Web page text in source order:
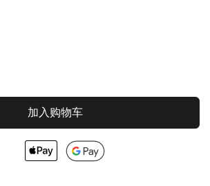
加入购物车